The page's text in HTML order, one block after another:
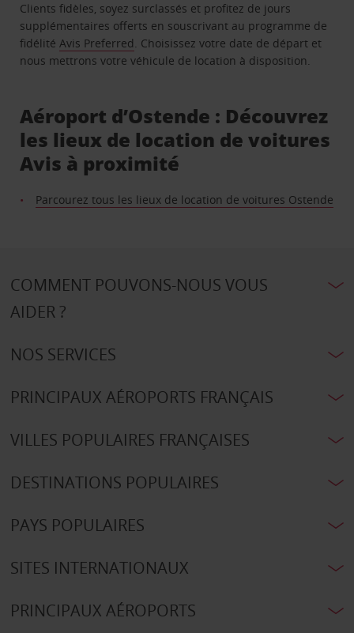
Clients fidèles, soyez surclassés et profitez de jours
supplémentaires offerts en souscrivant au programme de
fidélitéAvis Preferred. Choisissez votre date de départ et
nous mettrons votre véhicule de location à disposition.
Aéroport d’Ostende : Découvrez
les lieux de location de voitures
Avis à proximité
Parcourez tous les lieux de location de voitures Ostende
COMMENT POUVONS-NOUS VOUS
AIDER ?
NOS SERVICES
PRINCIPAUX AÉROPORTS FRANÇAIS
VILLES POPULAIRES FRANÇAISES
DESTINATIONS POPULAIRES
PAYS POPULAIRES
SITES INTERNATIONAUX
PRINCIPAUX AÉROPORTS